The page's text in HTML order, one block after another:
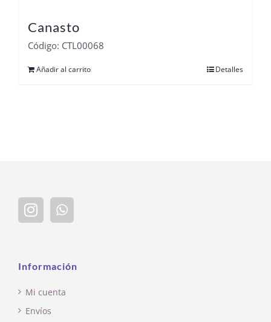
Canasto
Código: CTL00068
Añadir al carrito Detalles
Información
Mi cuenta
Envíos